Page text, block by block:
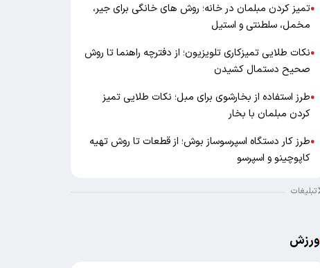
●تمیز کردن مبلمان در خانه؛ روش های خانگی برای جیر،
مخمل، سلطنتی و استیل
●نکات طلایی تمیزکاری تلویزیون؛ از دفترچه راهنما تا روش
صحیح دستمال کشیدن
●طرز استفاده از بخارشوی برای مبل؛ نکات طلایی تمیز
کردن مبلمان با بخار
●طرز کار دستگاه اسپرسوساز بوش؛ از قطعات تا روش تهیه
کاپوچینو و اسپرسو
تبلیغات
ورزش